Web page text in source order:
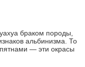
браком породы,
альбинизма. То
— эти окрасы